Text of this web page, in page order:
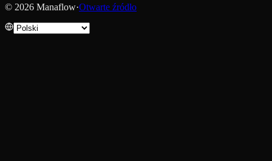
© 2026 Manaflow·Otwarte źródło